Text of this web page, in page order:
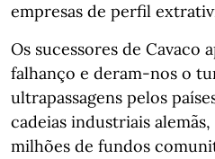
empresas de perfil
Os sucessores de Cavaco
falhanço e deram-nos o
ultrapassagens pelos
cadeias industriais
milhões de fundos